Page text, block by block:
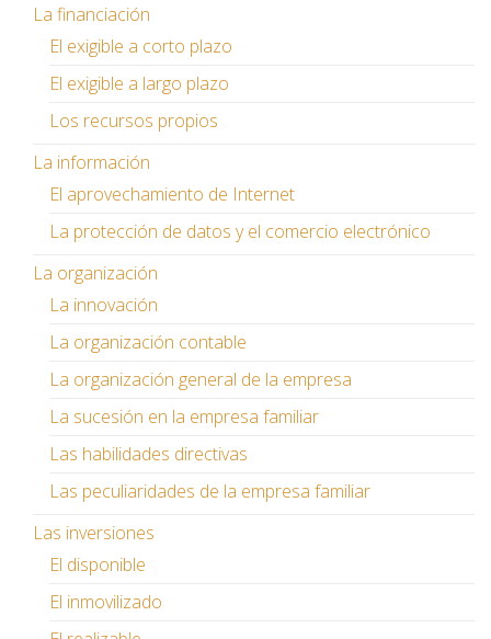
La financiación
El exigible a corto plazo
El exigible a largo plazo
Los recursos propios
La información
El aprovechamiento de Internet
La protección de datos y el comercio electrónico
La organización
La innovación
La organización contable
La organización general de la empresa
La sucesión en la empresa familiar
Las habilidades directivas
Las peculiaridades de la empresa familiar
Las inversiones
El disponible
El inmovilizado